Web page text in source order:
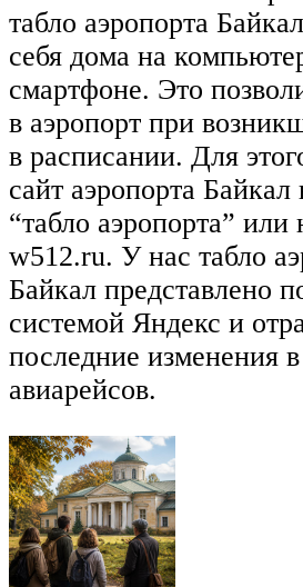
табло аэропорта
себя дома на
смартфоне. Это
в аэропорт при
в расписании. Для
сайт аэропорта Байкал
“табло аэропорта” или
w512.ru. У нас табло
Байкал представлено
системой Яндекс и
последние изменения
авиарейсов.